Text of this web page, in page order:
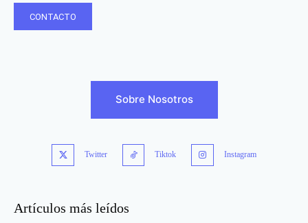
CONTACTO
Sobre Nosotros
Twitter Tiktok Instagram
Artículos más leídos